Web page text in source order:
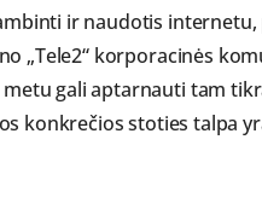
ir naudotis
„Tele2“ korporacinės
gali aptarnauti tam
konkrečios stoties talpa